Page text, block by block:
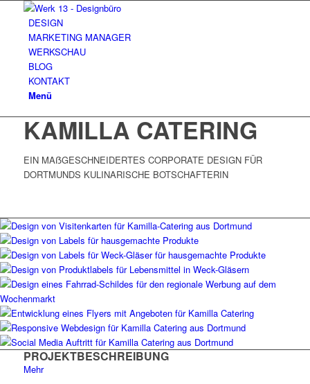
DESIGN
MARKETING MANAGER
WERKSCHAU
BLOG
KONTAKT
Menü
KAMILLA CATERING
EIN MAẞGESCHNEIDERTES CORPORATE DESIGN FÜR
DORTMUNDS KULINARISCHE BOTSCHAFTERIN
PROJEKTBESCHREIBUNG
Mehr